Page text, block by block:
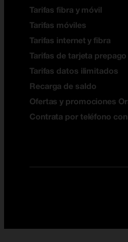
Tarifas fibra y móvil
Tarifas móviles
Tarifas internet y fibra
Tarifas de tarjeta prepago
Tarifas datos ilimitados
Recarga de saldo
Ofertas y promociones
Contrata por teléfono